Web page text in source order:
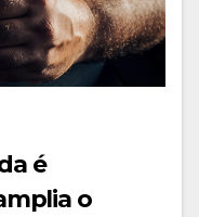
é
o